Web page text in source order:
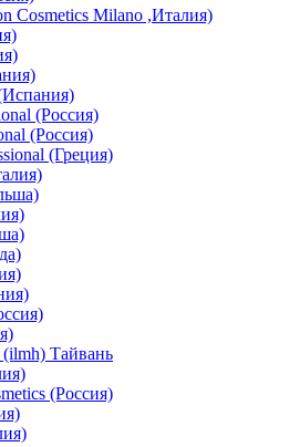
Cosmetics Milano ,Италия)
(Россия)
(Россия)
(Греция)
Тайвань
(Россия)